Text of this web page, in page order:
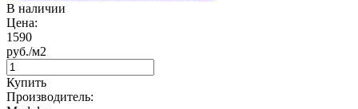
В наличии
Цена:
1590
руб./м2
Купить
Производитель: